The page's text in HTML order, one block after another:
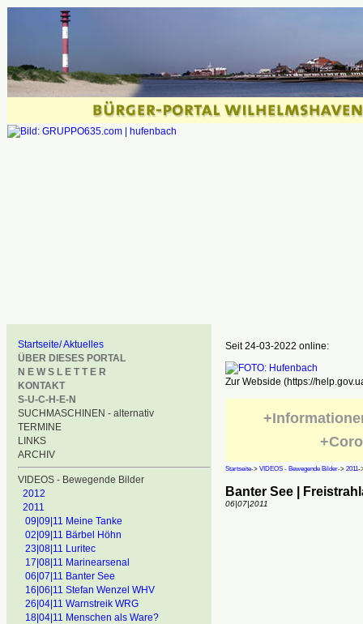
Startseite/ Aktuelles
ÜBER DIESES PORTAL
N E W S L E T T E R
KONTAKT
S-U-C-H-E-N
SUCHMASCHINEN - alternativ
TERMINE
LINKS
ARCHIV
VIDEOS - Bewegende Bilder
2012
2011
09|09|11 Meine Tanke
02|09|11 Bärbel Höhn
23|08|11 Luritec
17|08|11 Marinearsenal
06|07|11 Banter See
16|06|11 Stefan Wenzel WHV
26|04|11 Warnstreik WRG
18|04|11 Menschen als Ware?
Seit 24-03-2022 online:
Zur Webside (https://
Startseite-> VIDEOS - Bewegende Bilder-> 2011-
Banter See |
06|07|2011